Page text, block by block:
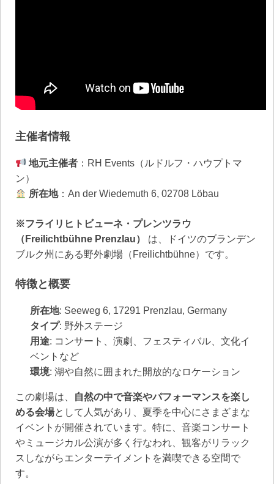
主催者情報
地元主催者 ：RH Events（ルドルフ・ハウプトマ
ン）
所在地：An der Wiedemuth 6, 02708 Löbau
※フライリヒトビューネ・プレンツラウ
（Freilichtbühne Prenzlau）
は、ドイツのブランデン
ブルク州にある野外劇場（Freilichtbühne）です。
特徴と概要
所在地: Seeweg 6, 17291 Prenzlau, Germany
タイプ: 野外ステージ
用途: コンサート、演劇、フェスティバル、文化イ
ベントなど
環境: 湖や自然に囲まれた開放的なロケーション
この劇場は、
自然の中で音楽やパフォーマンスを楽し
める会場として人気があり、夏季を中心にさまざまな
イベントが開催されています。特に、音楽コンサート
やミュージカル公演が多く行なわれ、観客がリラック
スしながらエンターテイメントを満喫できる空間で
す。